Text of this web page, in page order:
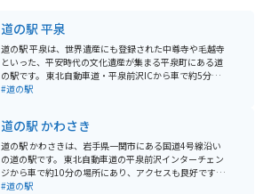
道の駅 平泉
道の駅 平泉は、世界遺産にも登録された中尊寺や毛越寺
といった、平安時代の文化遺産が集まる平泉町にある道
の駅です。 東北自動車道・平泉前沢ICから車で約5分と
アクセスも良く、観光の拠点として最適です。 地元産の
料理や麺類が味わえるレストランなどがあります。 バイ
クで訪れる場合、広い駐車場があるので安心して駐車で
きます。 平泉は、金色堂で有名な中尊寺をはじめ、浄土
庭園が美しい毛越寺など、歴史的な建造物や庭園が多く
残されています。 周辺には、柳之御所資料館や達谷窟な
#道の駅
道の駅 かわさき
道の駅 かわさきは、岩手県一関市にある国道4号線沿い
の道の駅です。 東北自動車道の平泉前沢インターチェン
ジから車で約10分の場所にあり、アクセスも良好です。
地元で採れた新鮮な野菜や果物、加工品などを販売する
#道の駅